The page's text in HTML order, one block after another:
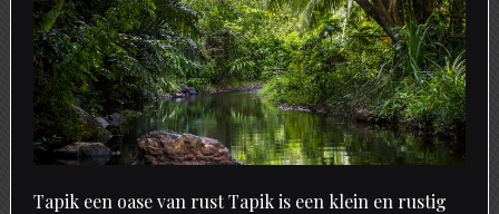
Tapik een oase van rust Tapik is een klein en rustig